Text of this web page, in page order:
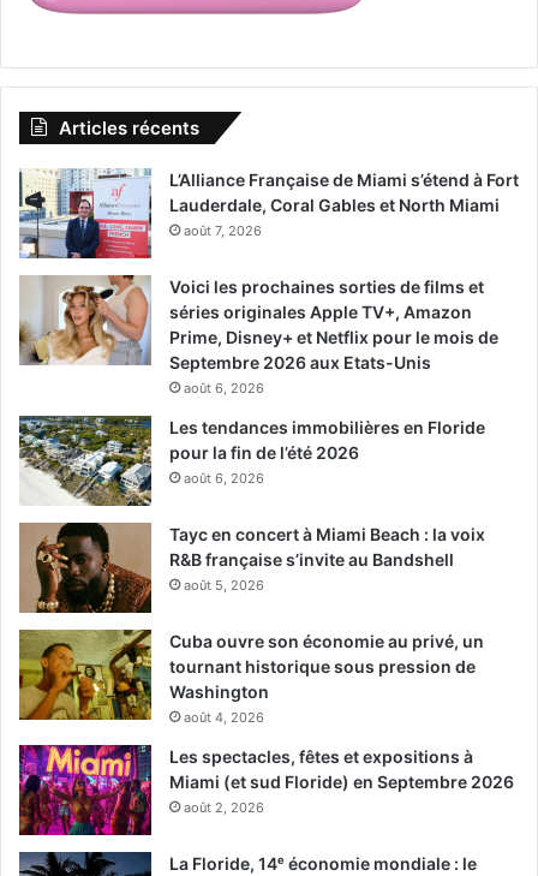
Articles récents
L’Alliance Française de Miami s’étend à Fort
Lauderdale, Coral Gables et North Miami
août 7, 2026
Voici les prochaines sorties de films et
séries originales Apple TV+, Amazon
Prime, Disney+ et Netflix pour le mois de
Septembre 2026 aux Etats-Unis
août 6, 2026
Les tendances immobilières en Floride
pour la fin de l’été 2026
août 6, 2026
Tayc en concert à Miami Beach : la voix
R&B française s’invite au Bandshell
août 5, 2026
Cuba ouvre son économie au privé, un
tournant historique sous pression de
Washington
août 4, 2026
Les spectacles, fêtes et expositions à
Miami (et sud Floride) en Septembre 2026
août 2, 2026
La Floride, 14ᵉ économie mondiale : le